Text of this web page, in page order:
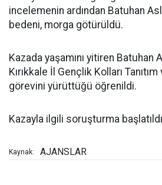
incelemenin ardından Batuhan
bedeni, morga götürüldü.
Kazada yaşamını yitiren Batuhan
Kırıkkale İl Gençlik Kolları
görevini yürüttüğü öğrenildi.
Kazayla ilgili soruşturma
Kaynak: AJANSLAR